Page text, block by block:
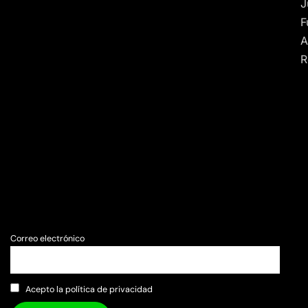
Correo electrónico
Acepto la política de privacidad